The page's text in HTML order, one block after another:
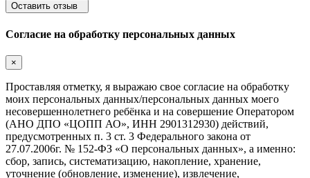
Оставить отзыв
Согласие на обработку персональных данных
×
Проставляя отметку, я выражаю свое согласие на обработку
моих персональных данных/персональных данных моего
несовершеннолетнего ребёнка и на совершение Оператором
(АНО ДПО «ЦОПП АО», ИНН 2901312930) действий,
предусмотренных п. 3 ст. 3 Федерального закона от
27.07.2006г. № 152-ФЗ «О персональных данных», а именно:
сбор, запись, систематизацию, накопление, хранение,
уточнение (обновление, изменение), извлечение,